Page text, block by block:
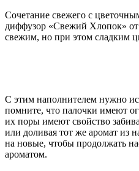
Сочетание свежего с
диффузор «Свежий Хлопок»
свежим, но при этом сладким
С этим наполнителем нужно
помните, что палочки имеют
их поры имеют свойство
или доливая тот же аромат из
на новые, чтобы продолжать
ароматом.